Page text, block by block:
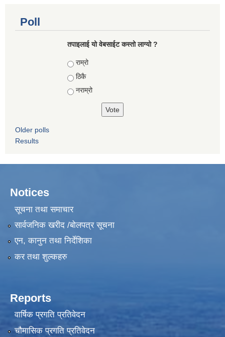
Poll
तपाइलाई यो वेबसाईट कस्तो लाग्यो ?
Choices
राम्रो
ठिकै
नराम्रो
Older polls
Results
Notices
सूचना तथा समाचार
सार्वजनिक खरीद /बोलपत्र सूचना
एन, कानुन तथा निर्देशिका
कर तथा शुल्कहरु
Reports
वार्षिक प्रगति प्रतिवेदन
चौमासिक प्रगति प्रतिवेदन